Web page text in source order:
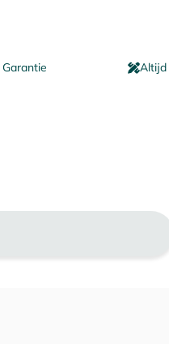
Garantie Altijd